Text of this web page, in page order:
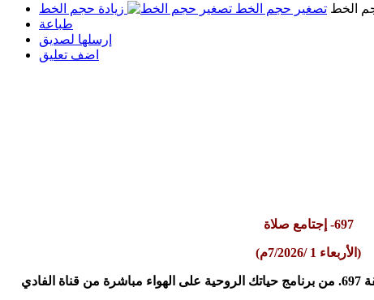
الخط تصغير حجم الخط
زيادة حجم الخط
طباعة
إرسلها لصديق
اضف تعليق
697- إجتامع صلاة
(الأربعاء 1 /7/2026م)
(1) مرحبا بكم أيها الأحباء المشاهدين. في الحلقة 697. من برنامج حياتك الروحية على الهواء مباشرة من قناة الفادي